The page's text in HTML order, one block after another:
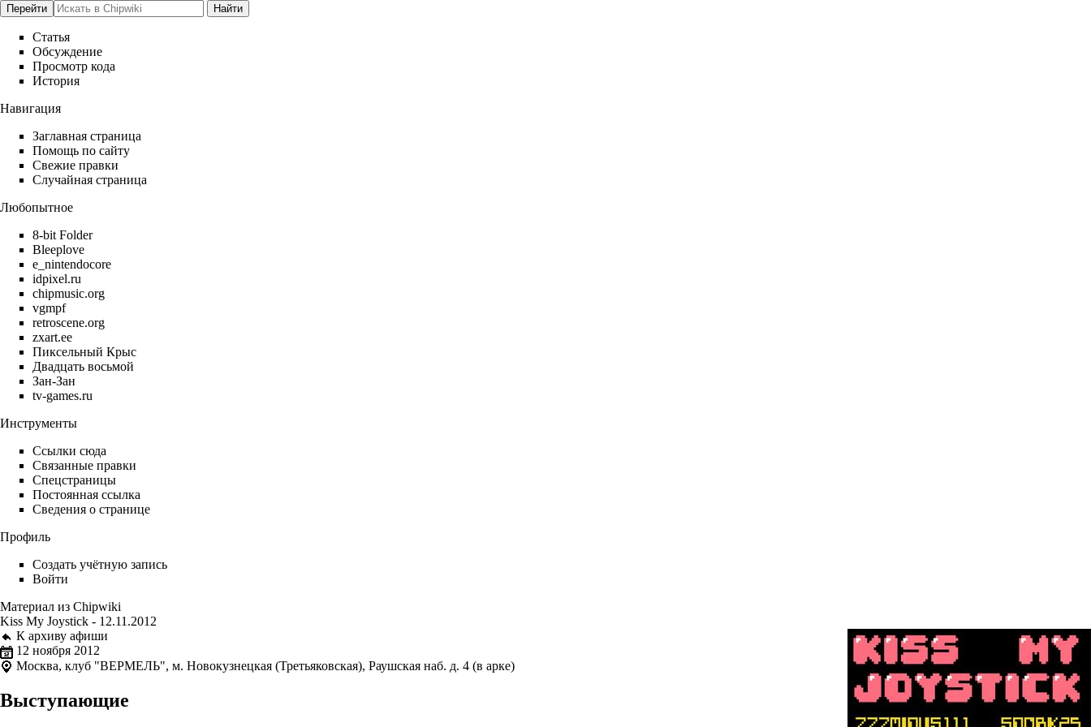
Статья
Обсуждение
Просмотр кода
История
Навигация
Заглавная страница
Помощь по сайту
Свежие правки
Случайная страница
Любопытное
8-bit Folder
Bleeplove
e_nintendocore
idpixel.ru
chipmusic.org
vgmpf
retroscene.org
zxart.ee
Пиксельный Крыс
Двадцать восьмой
Зан-Зан
tv-games.ru
Инструменты
Ссылки сюда
Связанные правки
Спецстраницы
Постоянная ссылка
Сведения о странице
Профиль
Создать учётную запись
Войти
Материал из Chipwiki
Kiss My Joystick - 12.11.2012
К архиву афиши
12 ноября 2012
Москва, клуб "ВЕРМЕЛЬ", м. Новокузнецкая (Третьяковская), Раушская наб. д. 4 (в арке)
Выступающие